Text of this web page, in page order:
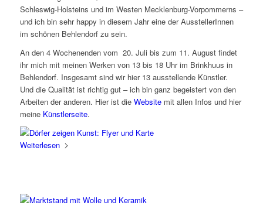
Schleswig-Holsteins und im Westen Mecklenburg-Vorpommerns –
und ich bin sehr happy in diesem Jahr eine der AusstellerInnen
im schönen Behlendorf zu sein.
An den 4 Wochenenden vom 20. Juli bis zum 11. August findet
ihr mich mit meinen Werken von 13 bis 18 Uhr im Brinkhuus in
Behlendorf. Insgesamt sind wir hier 13 ausstellende Künstler.
Und die Qualität ist richtig gut – ich bin ganz begeistert von den
Arbeiten der anderen. Hier ist die Websitemit allen Infos und hier
meine Künstlerseite.
Weiterlesen